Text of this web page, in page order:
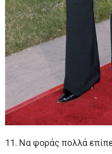
11. Να φοράς πολλά